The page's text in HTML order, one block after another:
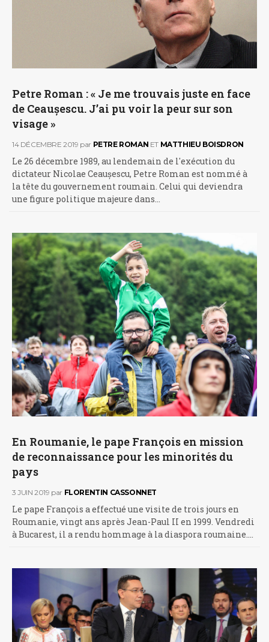
Petre Roman : « Je me trouvais juste en face
de Ceaușescu. J’ai pu voir la peur sur son
visage »
14 DÉCEMBRE 2019 par PETRE ROMAN ET MATTHIEU BOISDRON
Le 26 décembre 1989, au lendemain de l'exécution du
dictateur Nicolae Ceaușescu, Petre Roman est nommé à
la tête du gouvernement roumain. Celui qui deviendra
une figure politique majeure dans…
En Roumanie, le pape François en mission
de reconnaissance pour les minorités du
pays
3 JUIN 2019 par FLORENTIN CASSONNET
Le pape François a effectué une visite de trois jours en
Roumanie, vingt ans après Jean-Paul II en 1999. Vendredi
à Bucarest, il a rendu hommage à la diaspora roumaine.…